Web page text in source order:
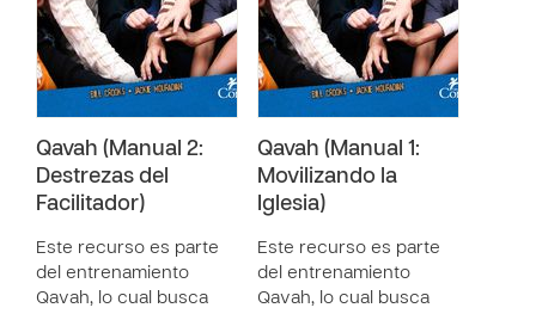
Qavah (Manual 2:
Destrezas del
Facilitador)
Este recurso es parte
del entrenamiento
Qavah, lo cual busca
Qavah (Manual 1:
Movilizando la
Iglesia)
Este recurso es parte
del entrenamiento
Qavah, lo cual busca